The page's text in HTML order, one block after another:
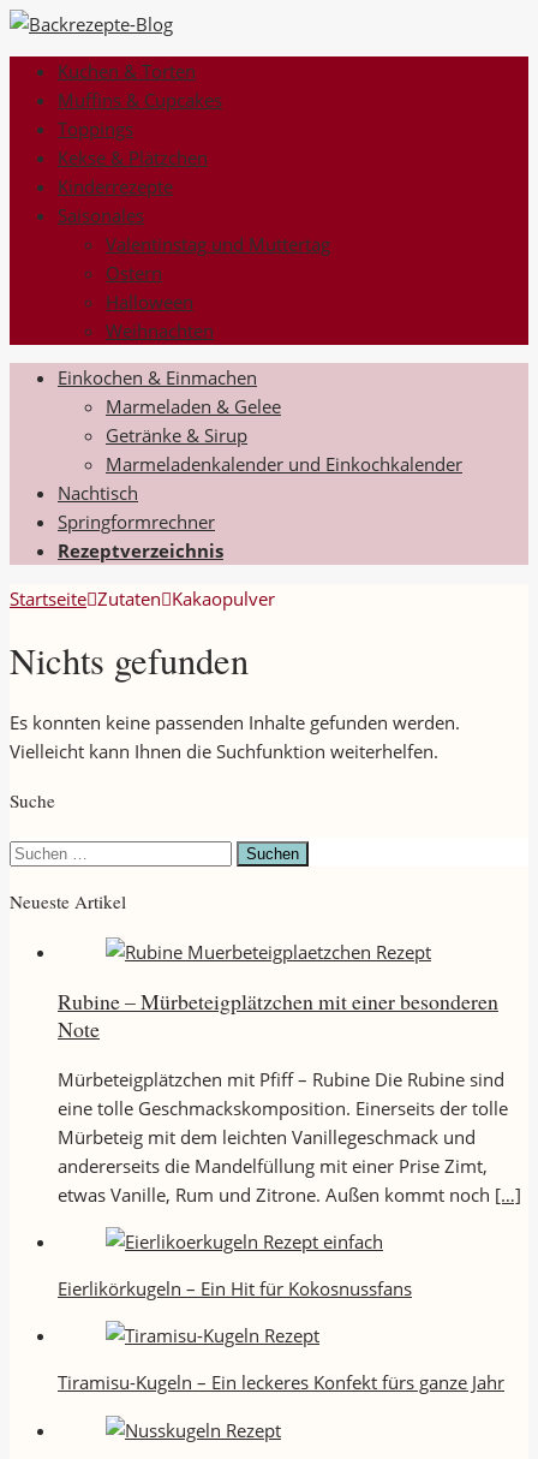
Kuchen & Torten
Muffins & Cupcakes
Toppings
Kekse & Plätzchen
Kinderrezepte
Saisonales
Valentinstag und Muttertag
Ostern
Halloween
Weihnachten
Einkochen & Einmachen
Marmeladen & Gelee
Getränke & Sirup
Marmeladenkalender und Einkochkalender
Nachtisch
Springformrechner
Rezeptverzeichnis
Startseite Zutaten Kakaopulver
Nichts gefunden
Es konnten keine passenden Inhalte gefunden werden.
Vielleicht kann Ihnen die Suchfunktion weiterhelfen.
Suche
Suchen
Neueste Artikel
Rubine – Mürbeteigplätzchen mit einer besonderen
Note
Mürbeteigplätzchen mit Pfiff – Rubine Die Rubine sind
eine tolle Geschmackskomposition. Einerseits der tolle
Mürbeteig mit dem leichten Vanillegeschmack und
andererseits die Mandelfüllung mit einer Prise Zimt,
etwas Vanille, Rum und Zitrone. Außen kommt noch […]
Eierlikörkugeln – Ein Hit für Kokosnussfans
Tiramisu-Kugeln – Ein leckeres Konfekt fürs ganze Jahr